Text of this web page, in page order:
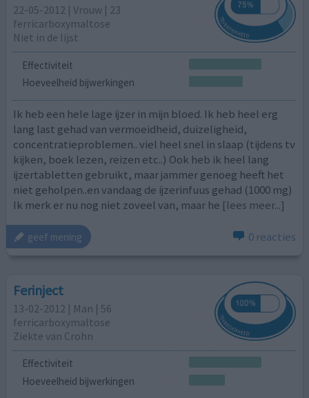
22-05-2012 | Vrouw | 23
ferricarboxymaltose
Niet in de lijst
Effectiviteit
Hoeveelheid bijwerkingen
Ik heb een hele lage ijzer in mijn bloed. Ik heb heel erg
lang last gehad van vermoeidheid, duizeligheid,
concentratieproblemen.. viel heel snel in slaap (tijdens tv
kijken, boek lezen, reizen etc..) Ook heb ik heel lang
ijzertabletten gebruikt, maar jammer genoeg heeft het
niet geholpen..en vandaag de ijzerinfuus gehad (1000 mg)
Ik merk er nu nog niet zoveel van, maar he [lees meer...]
geef mening 0 reacties
Ferinject
13-02-2012 | Man | 56
ferricarboxymaltose
Ziekte van Crohn
Effectiviteit
Hoeveelheid bijwerkingen